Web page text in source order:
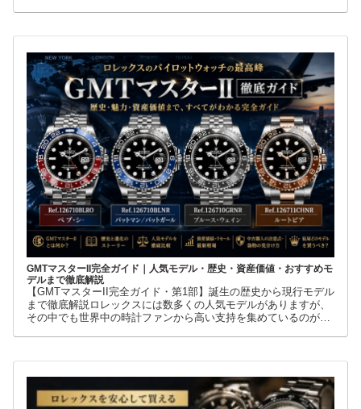
GMTマスターII完全ガイド｜人気モデル・歴史・資産価値・おすすめモ
デルまで徹底解説
【GMTマスターII完全ガイド・第1部】誕生の歴史から現行モデル
まで徹底解説ロレックスには数多くの人気モデルがありますが、
その中でも世界中の時計ファンから高い支持を集めているのが